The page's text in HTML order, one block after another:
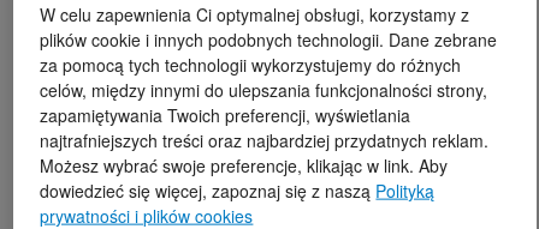
W celu zapewnienia Ci optymalnej obsługi, korzystamy z
plików cookie i innych podobnych technologii. Dane zebrane
za pomocą tych technologii wykorzystujemy do różnych
celów, między innymi do ulepszania funkcjonalności strony,
zapamiętywania Twoich preferencji, wyświetlania
najtrafniejszych treści oraz najbardziej przydatnych reklam.
Możesz wybrać swoje preferencje, klikając w link. Aby
dowiedzieć się więcej, zapoznaj się z naszą Polityką
prywatności i plików cookies